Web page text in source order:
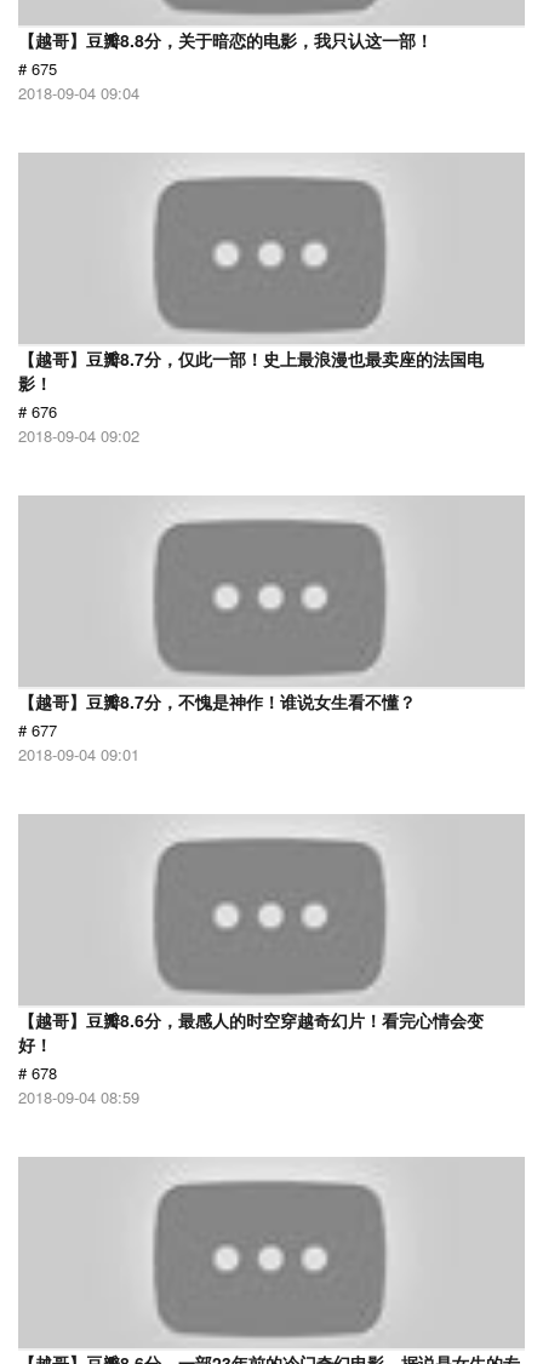
【越哥】豆瓣8.8分，关于暗恋的电影，我只认这一部！
# 675
2018-09-04 09:04
【越哥】豆瓣8.7分，仅此一部！史上最浪漫也最卖座的法国电
影！
# 676
2018-09-04 09:02
【越哥】豆瓣8.7分，不愧是神作！谁说女生看不懂？
# 677
2018-09-04 09:01
【越哥】豆瓣8.6分，最感人的时空穿越奇幻片！看完心情会变
好！
# 678
2018-09-04 08:59